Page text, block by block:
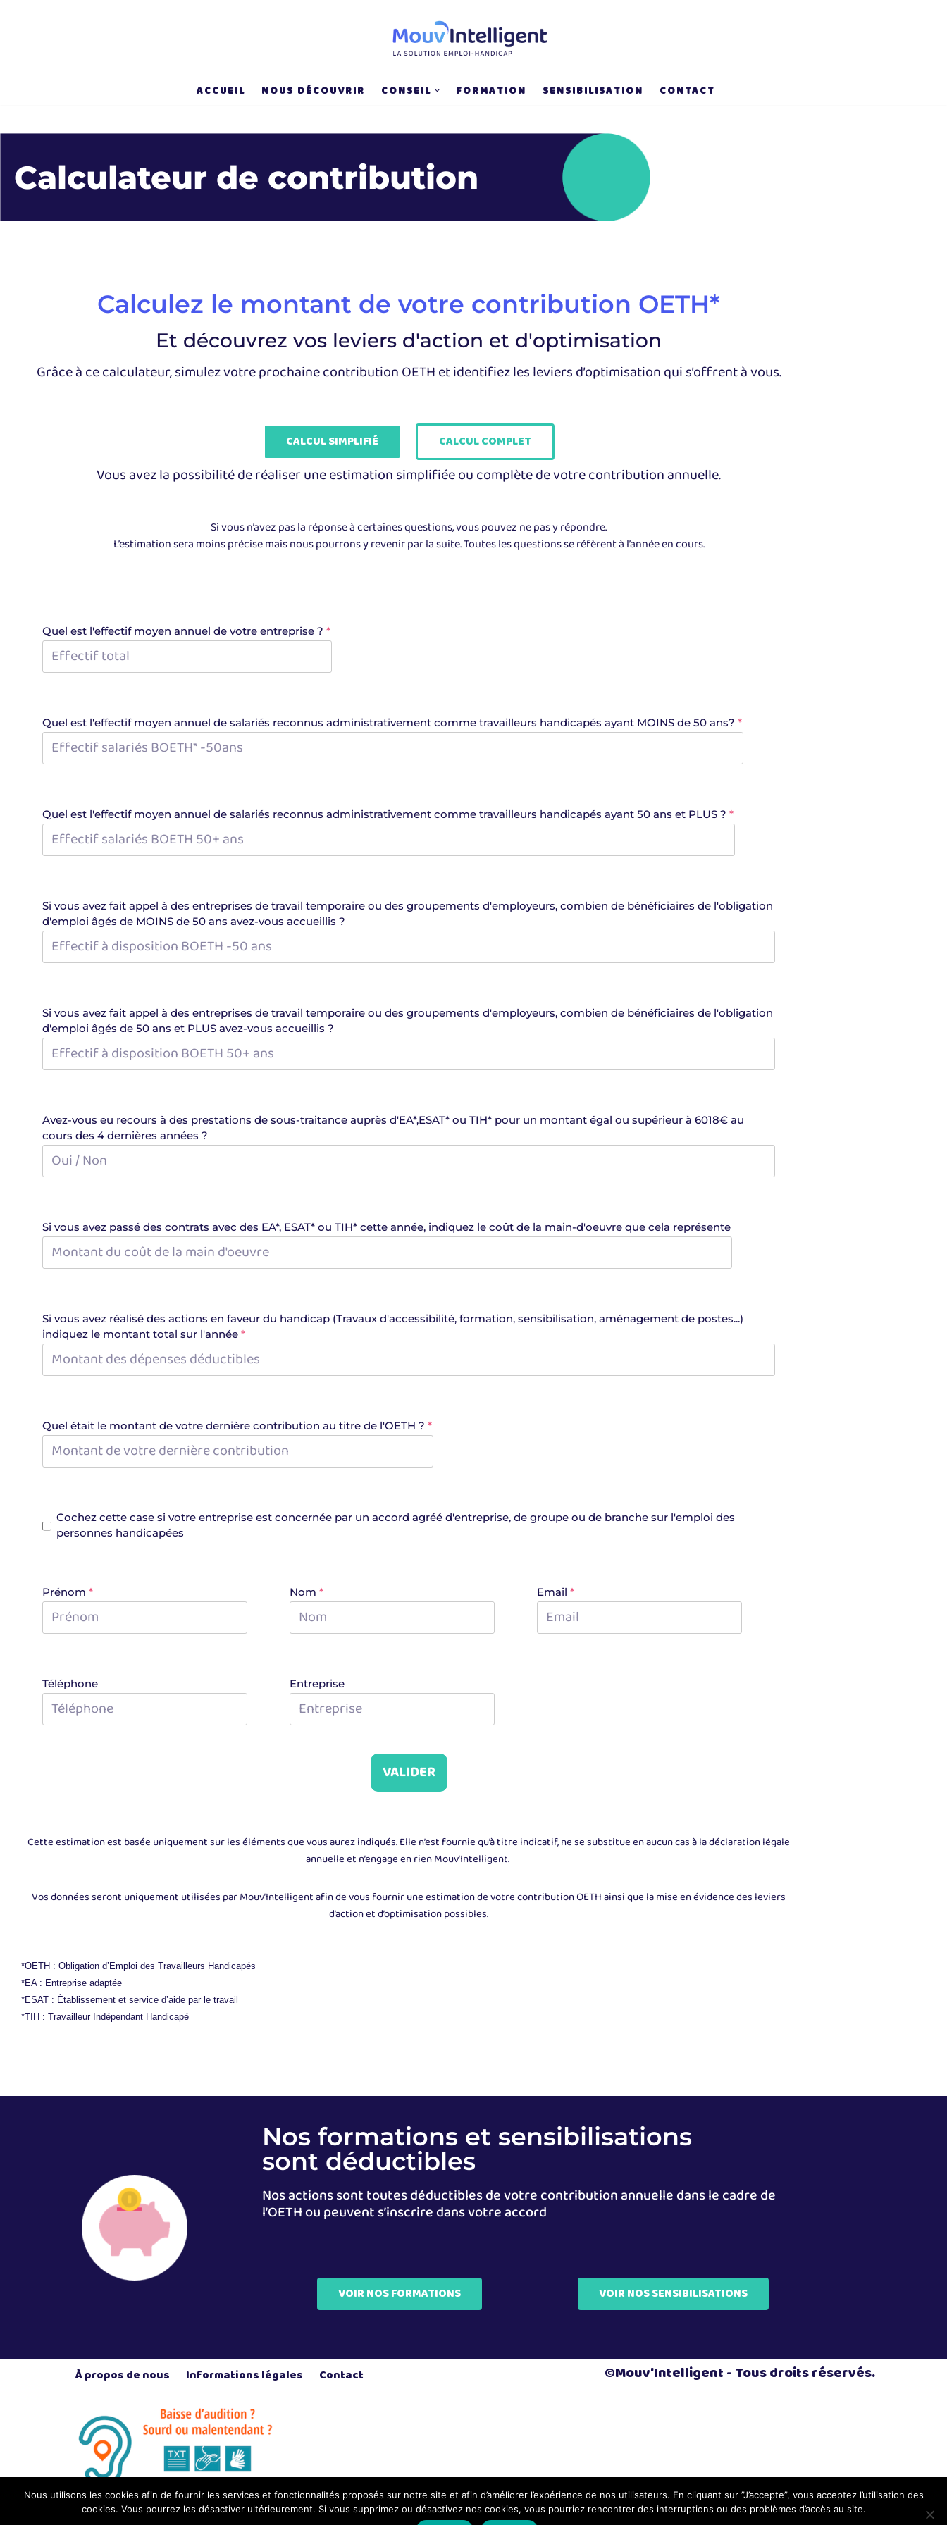
ACCUEIL NOUS DÉCOUVRIR CONSEIL FORMATION SENSIBILISATION CONTACT
Calculateur de contribution
Calculez le montant de votre contribution OETH*
Et découvrez vos leviers d'action et d'optimisation
Grâce à ce calculateur, simulez votre prochaine contribution OETH et identifiez les leviers d’optimisation qui s’offrent à vous.
CALCUL SIMPLIFIÉ CALCUL COMPLET
Vous avez la possibilité de réaliser une estimation simplifiée ou complète de votre contribution annuelle.
Si vous n’avez pas la réponse à certaines questions, vous pouvez ne pas y répondre.
L’estimation sera moins précise mais nous pourrons y revenir par la suite. Toutes les questions se réfèrent à l’année en cours.
Quel est l'effectif moyen annuel de votre entreprise ? *
Quel est l'effectif moyen annuel de salariés reconnus administrativement comme travailleurs handicapés ayant MOINS de 50 ans? *
Quel est l'effectif moyen annuel de salariés reconnus administrativement comme travailleurs handicapés ayant 50 ans et PLUS ? *
Si vous avez fait appel à des entreprises de travail temporaire ou des groupements d'employeurs, combien de bénéficiaires de l'obligation
d'emploi âgés de MOINS de 50 ans avez-vous accueillis ?
Si vous avez fait appel à des entreprises de travail temporaire ou des groupements d'employeurs, combien de bénéficiaires de l'obligation
d'emploi âgés de 50 ans et PLUS avez-vous accueillis ?
Avez-vous eu recours à des prestations de sous-traitance auprès d'EA*,ESAT* ou TIH* pour un montant égal ou supérieur à 6018€ au
cours des 4 dernières années ?
Si vous avez passé des contrats avec des EA*, ESAT* ou TIH* cette année, indiquez le coût de la main-d'oeuvre que cela représente
Si vous avez réalisé des actions en faveur du handicap (Travaux d'accessibilité, formation, sensibilisation, aménagement de postes...)
indiquez le montant total sur l'année *
Quel était le montant de votre dernière contribution au titre de l'OETH ? *
Cochez cette case si votre entreprise est concernée par un accord agréé d'entreprise, de groupe ou de branche sur l'emploi des
personnes handicapées
Prénom * Nom * Email *
Téléphone Entreprise
VALIDER
Cette estimation est basée uniquement sur les éléments que vous aurez indiqués. Elle n’est fournie qu’à titre indicatif, ne se substitue en aucun cas à la déclaration légale
annuelle et n’engage en rien Mouv’Intelligent.
Vos données seront uniquement utilisées par Mouv’Intelligent afin de vous fournir une estimation de votre contribution OETH ainsi que la mise en évidence des leviers
d’action et d’optimisation possibles.
*OETH : Obligation d’Emploi des Travailleurs Handicapés
*EA : Entreprise adaptée
*ESAT : Établissement et service d’aide par le travail
*TIH : Travailleur Indépendant Handicapé
Nos formations et sensibilisations
sont déductibles
Nos actions sont toutes déductibles de votre contribution annuelle dans le cadre de
l’OETH ou peuvent s’inscrire dans votre accord
VOIR NOS FORMATIONS VOIR NOS SENSIBILISATIONS
À propos de nous Informations légales Contact ©Mouv'Intelligent - Tous droits réservés.
Nous utilisons les cookies afin de fournir les services et fonctionnalités proposés sur notre site et afin d’améliorer l’expérience de nos utilisateurs. En cliquant sur ”J’accepte”, vous acceptez l’utilisation des
cookies. Vous pourrez les désactiver ultérieurement. Si vous supprimez ou désactivez nos cookies, vous pourriez rencontrer des interruptions ou des problèmes d’accès au site.